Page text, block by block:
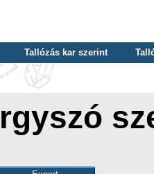
Tallózás kar szerint
tudományterület szerint